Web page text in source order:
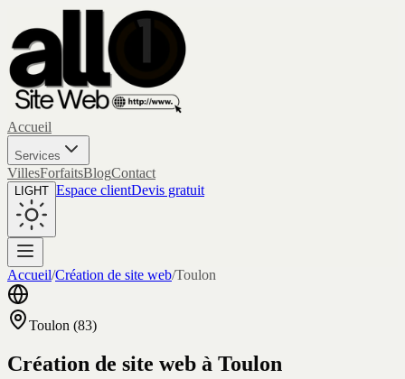
Accueil
Services
VillesForfaitsBlogContact
LIGHT Espace clientDevis gratuit
Accueil/Création de site web/Toulon
Toulon (83)
Création de site web à Toulon